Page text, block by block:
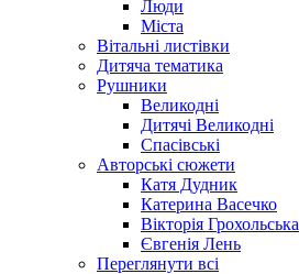
Люди
Міста
Вітальні листівки
Дитяча тематика
Рушники
Великодні
Дитячі Великодні
Спасівські
Авторські сюжети
Катя Дудник
Катерина Васечко
Вікторія Грохольська
Євгенія Лень
Переглянути всі